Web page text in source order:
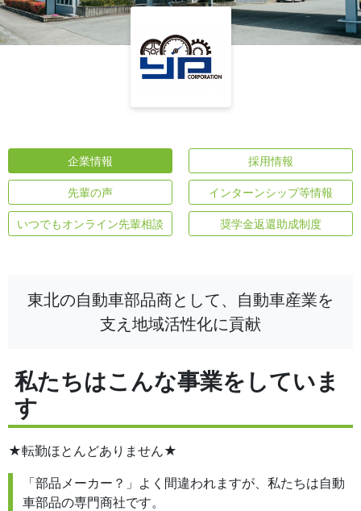
企業情報 採用情報
先輩の声 インターンシップ等情報
いつでもオンライン先輩相談 奨学金返還助成制度
東北の自動車部品商として、自動車産業を
支え地域活性化に貢献
私たちはこんな事業をしていま
す
★転勤ほとんどありません★
「部品メーカー？」よく間違われますが、私たちは自動
車部品の専門商社です。